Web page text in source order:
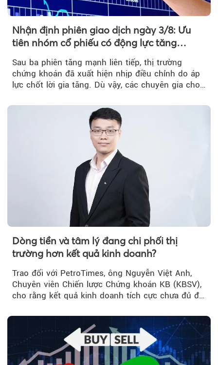
Nhận định phiên giao dịch ngày 3/8: Ưu
tiên nhóm cổ phiếu có động lực tăng
Sau ba phiên tăng mạnh liên tiếp, thị trường
chứng khoán đã xuất hiện nhịp điều chỉnh do áp
lực chốt lời gia tăng. Dù vậy, các chuyên gia cho
Dòng tiền và tâm lý đang chi phối thị
trường hơn kết quả kinh doanh?
Trao đổi với PetroTimes, ông Nguyễn Việt Anh,
Chuyên viên Chiến lược Chứng khoán KB (KBSV),
cho rằng kết quả kinh doanh tích cực chưa đủ để